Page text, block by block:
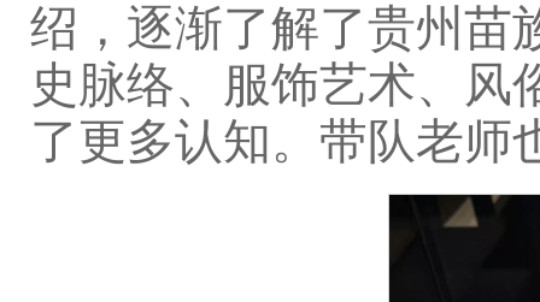
绍，逐渐了解了贵州苗
史脉络、服饰艺术、风
了更多认知。带队老师